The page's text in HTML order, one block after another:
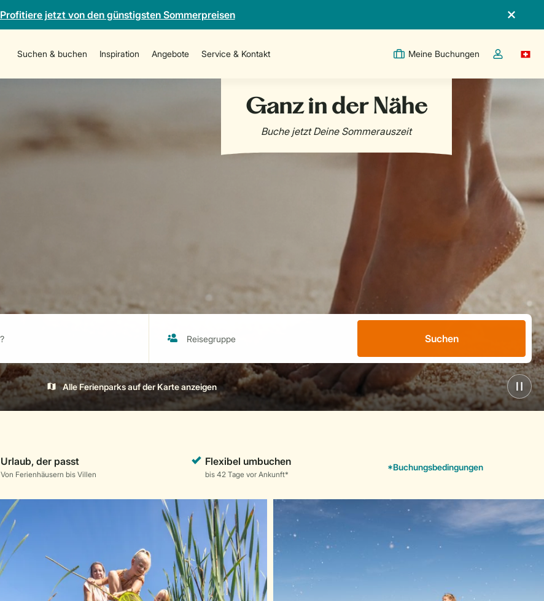
Profitiere jetzt von den günstigsten Sommerpreisen
Suchen & buchen Inspiration Angebote Service & Kontakt Meine Buchungen
Dropdown-
Suchen
Alle Ferienparks auf der Karte anzeigen